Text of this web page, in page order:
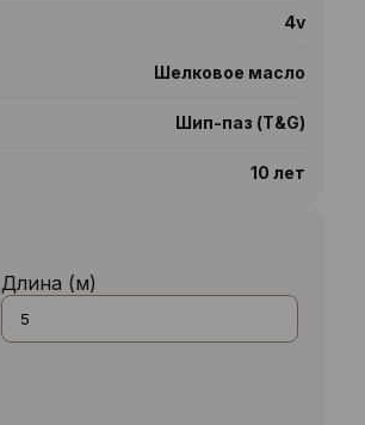
4v
Шелковое масло
Шип-паз (T&G)
10 лет
Длина (м)